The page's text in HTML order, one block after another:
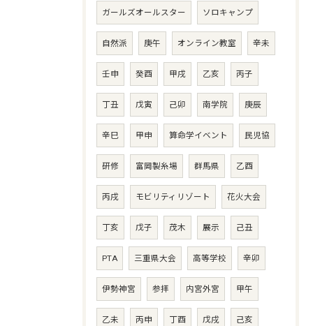
ガールズオールスター ソロキャンプ
自然派 庚午 オンライン教室 辛未
壬申 癸酉 甲戌 乙亥 丙子
丁丑 戊寅 己卯 南学院 庚辰
辛巳 甲申 算命学イベント 民児協
研修 富岡製糸場 群馬県 乙酉
丙戌 モビリティリゾート 花火大会
丁亥 戊子 茂木 展示 己丑
PTA 三重県大会 高等学校 辛卯
伊勢神宮 参拝 内宮外宮 甲午
乙未 丙申 丁酉 戊戌 己亥